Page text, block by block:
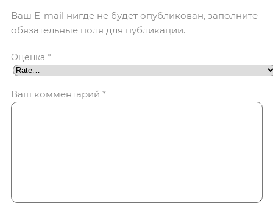
Ваш E-mail нигде не будет опубликован, заполните
обязательные поля для публикации.
Оценка *
Ваш комментарий *